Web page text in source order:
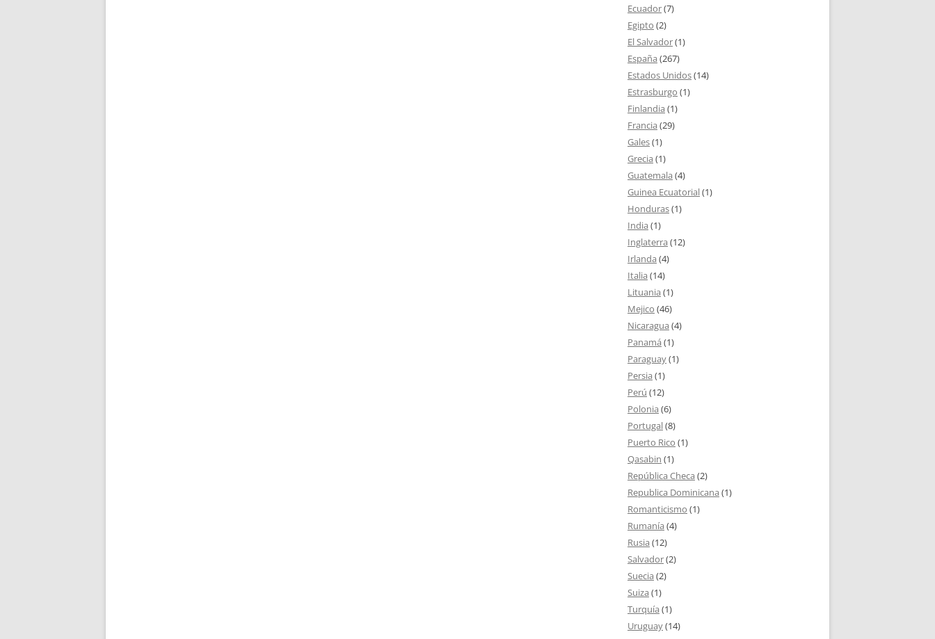
Ecuador(7)
Egipto (2)
El Salvador(1)
España (267)
Estados Unidos(14)
Estrasburgo (1)
Finlandia (1)
Francia (29)
Gales(1)
Grecia (1)
Guatemala (4)
Guinea Ecuatorial(1)
Honduras(1)
India (1)
Inglaterra (12)
Irlanda (4)
Italia (14)
Lituania (1)
Mejico (46)
Nicaragua (4)
Panamá (1)
Paraguay(1)
Persia (1)
Perú (12)
Polonia (6)
Portugal(8)
Puerto Rico (1)
Qasabin (1)
República Checa (2)
Republica Dominicana (1)
Romanticismo (1)
Rumanía (4)
Rusia (12)
Salvador(2)
Suecia (2)
Suiza (1)
Turquía (1)
Uruguay(14)